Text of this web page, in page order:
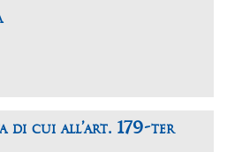
di cui all’art. 179-ter